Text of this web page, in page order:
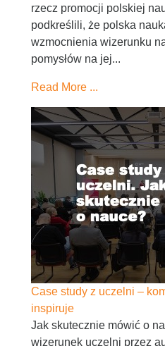
rzecz promocji polskiej
podkreślili, że polska
wzmocnienia wizerunku
pomysłów na jej...
Read More ...
Case study z uczelni –
inspiruje
Jak skutecznie mówić o
wizerunek uczelni przez